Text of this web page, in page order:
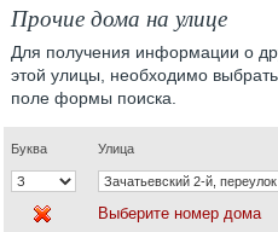
Прочие дома на улице
Для получения информации о
этой улицы, необходимо
поле формы поиска.
Буква Улица
Выберите номер дома